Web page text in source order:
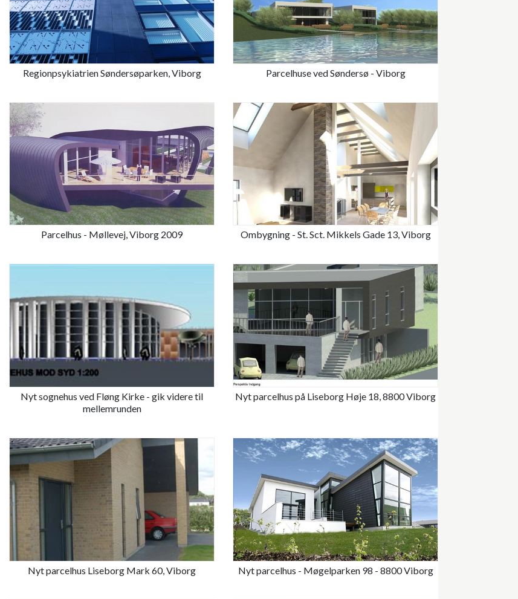
Regionpsykiatrien Søndersøparken, Viborg Parcelhuse ved Søndersø - Viborg
Parcelhus - Møllevej, Viborg 2009 Ombygning - St. Sct. Mikkels Gade 13, Viborg
Nyt sognehus ved Fløng Kirke - gik videre til
mellemrunden
Nyt parcelhus på Liseborg Høje 18, 8800 Viborg
Nyt parcelhus Liseborg Mark 60, Viborg Nyt parcelhus - Møgelparken 98 - 8800 Viborg